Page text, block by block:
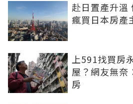
赴日置產升溫
瘋買日本房產
上591找買房
屋？網友無奈
房